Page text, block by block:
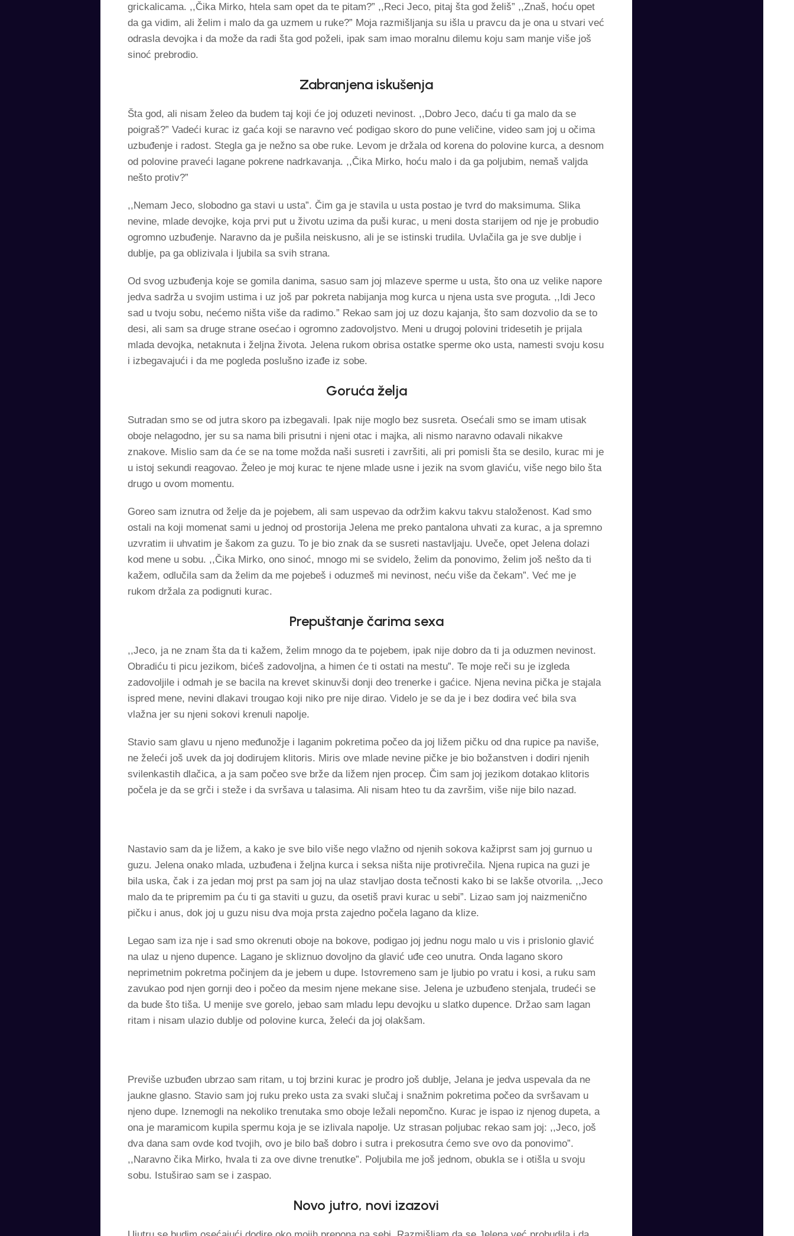
grickalicama. ,,Čika Mirko, htela sam opet da te pitam?” ,,Reci Jeco, pitaj šta god želiš” ,,Znaš, hoću opet
da ga vidim, ali želim i malo da ga uzmem u ruke?” Moja razmišljanja su išla u pravcu da je ona u stvari već
odrasla devojka i da može da radi šta god poželi, ipak sam imao moralnu dilemu koju sam manje više još
sinoć prebrodio.
Zabranjena iskušenja
Šta god, ali nisam želeo da budem taj koji će joj oduzeti nevinost. ,,Dobro Jeco, daću ti ga malo da se
poigraš?” Vadeći kurac iz gaća koji se naravno već podigao skoro do pune veličine, video sam joj u očima
uzbuđenje i radost. Stegla ga je nežno sa obe ruke. Levom je držala od korena do polovine kurca, a desnom
od polovine praveći lagane pokrene nadrkavanja. ,,Čika Mirko, hoću malo i da ga poljubim, nemaš valjda
nešto protiv?”
,,Nemam Jeco, slobodno ga stavi u usta”. Čim ga je stavila u usta postao je tvrd do maksimuma. Slika
nevine, mlade devojke, koja prvi put u životu uzima da puši kurac, u meni dosta starijem od nje je probudio
ogromno uzbuđenje. Naravno da je pušila neiskusno, ali je se istinski trudila. Uvlačila ga je sve dublje i
dublje, pa ga oblizivala i ljubila sa svih strana.
Od svog uzbuđenja koje se gomila danima, sasuo sam joj mlazeve sperme u usta, što ona uz velike napore
jedva sadrža u svojim ustima i uz još par pokreta nabijanja mog kurca u njena usta sve proguta. ,,Idi Jeco
sad u tvoju sobu, nećemo ništa više da radimo.” Rekao sam joj uz dozu kajanja, što sam dozvolio da se to
desi, ali sam sa druge strane osećao i ogromno zadovoljstvo. Meni u drugoj polovini tridesetih je prijala
mlada devojka, netaknuta i željna života. Jelena rukom obrisa ostatke sperme oko usta, namesti svoju kosu
i izbegavajući i da me pogleda poslušno izađe iz sobe.
Goruća želja
Sutradan smo se od jutra skoro pa izbegavali. Ipak nije moglo bez susreta. Osećali smo se imam utisak
oboje nelagodno, jer su sa nama bili prisutni i njeni otac i majka, ali nismo naravno odavali nikakve
znakove. Mislio sam da će se na tome možda naši susreti i završiti, ali pri pomisli šta se desilo, kurac mi je
u istoj sekundi reagovao. Želeo je moj kurac te njene mlade usne i jezik na svom glaviću, više nego bilo šta
drugo u ovom momentu.
Goreo sam iznutra od želje da je pojebem, ali sam uspevao da održim kakvu takvu staloženost. Kad smo
ostali na koji momenat sami u jednoj od prostorija Jelena me preko pantalona uhvati za kurac, a ja spremno
uzvratim ii uhvatim je šakom za guzu. To je bio znak da se susreti nastavljaju. Uveče, opet Jelena dolazi
kod mene u sobu. ,,Čika Mirko, ono sinoć, mnogo mi se svidelo, želim da ponovimo, želim još nešto da ti
kažem, odlučila sam da želim da me pojebeš i oduzmeš mi nevinost, neću više da čekam”. Već me je
rukom držala za podignuti kurac.
Prepuštanje čarima sexa
,,Jeco, ja ne znam šta da ti kažem, želim mnogo da te pojebem, ipak nije dobro da ti ja oduzmen nevinost.
Obradiću ti picu jezikom, bićeš zadovoljna, a himen će ti ostati na mestu”. Te moje reči su je izgleda
zadovoljile i odmah je se bacila na krevet skinuvši donji deo trenerke i gaćice. Njena nevina pička je stajala
ispred mene, nevini dlakavi trougao koji niko pre nije dirao. Videlo je se da je i bez dodira već bila sva
vlažna jer su njeni sokovi krenuli napolje.
Stavio sam glavu u njeno međunožje i laganim pokretima počeo da joj ližem pičku od dna rupice pa naviše,
ne želeći još uvek da joj dodirujem klitoris. Miris ove mlade nevine pičke je bio božanstven i dodiri njenih
svilenkastih dlačica, a ja sam počeo sve brže da ližem njen procep. Čim sam joj jezikom dotakao klitoris
počela je da se grči i steže i da svršava u talasima. Ali nisam hteo tu da završim, više nije bilo nazad.
Nastavio sam da je ližem, a kako je sve bilo više nego vlažno od njenih sokova kažiprst sam joj gurnuo u
guzu. Jelena onako mlada, uzbuđena i željna kurca i seksa ništa nije protivrečila. Njena rupica na guzi je
bila uska, čak i za jedan moj prst pa sam joj na ulaz stavljao dosta tečnosti kako bi se lakše otvorila. ,,Jeco
malo da te pripremim pa ću ti ga staviti u guzu, da osetiš pravi kurac u sebi”. Lizao sam joj naizmenično
pičku i anus, dok joj u guzu nisu dva moja prsta zajedno počela lagano da klize.
Legao sam iza nje i sad smo okrenuti oboje na bokove, podigao joj jednu nogu malo u vis i prislonio glavić
na ulaz u njeno dupence. Lagano je skliznuo dovoljno da glavić uđe ceo unutra. Onda lagano skoro
neprimetnim pokretma počinjem da je jebem u dupe. Istovremeno sam je ljubio po vratu i kosi, a ruku sam
zavukao pod njen gornji deo i počeo da mesim njene mekane sise. Jelena je uzbuđeno stenjala, trudeći se
da bude što tiša. U menije sve gorelo, jebao sam mladu lepu devojku u slatko dupence. Držao sam lagan
ritam i nisam ulazio dublje od polovine kurca, želeći da joj olakšam.
Previše uzbuđen ubrzao sam ritam, u toj brzini kurac je prodro još dublje, Jelana je jedva uspevala da ne
jaukne glasno. Stavio sam joj ruku preko usta za svaki slučaj i snažnim pokretima počeo da svršavam u
njeno dupe. Iznemogli na nekoliko trenutaka smo oboje ležali nepomčno. Kurac je ispao iz njenog dupeta, a
ona je maramicom kupila spermu koja je se izlivala napolje. Uz strasan poljubac rekao sam joj: ,,Jeco, još
dva dana sam ovde kod tvojih, ovo je bilo baš dobro i sutra i prekosutra ćemo sve ovo da ponovimo”.
,,Naravno čika Mirko, hvala ti za ove divne trenutke”. Poljubila me još jednom, obukla se i otišla u svoju
sobu. Istuširao sam se i zaspao.
Novo jutro, novi izazovi